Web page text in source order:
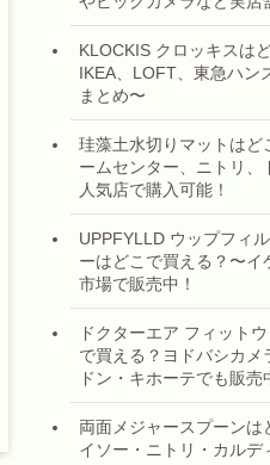
KLOCKIS クロッキスは
IKEA、LOFT、東急ハン
まとめ〜
珪藻土水切りマットはど
ームセンター、ニトリ、
人気店で購入可能！
UPPFYLLD ウップフィ
ーはどこで買える？〜イ
市場で販売中！
ドクターエア フィット
で買える？ヨドバシカメ
ドン・キホーテでも販売
両面メジャースプーンは
イソー・ニトリ・カルデ